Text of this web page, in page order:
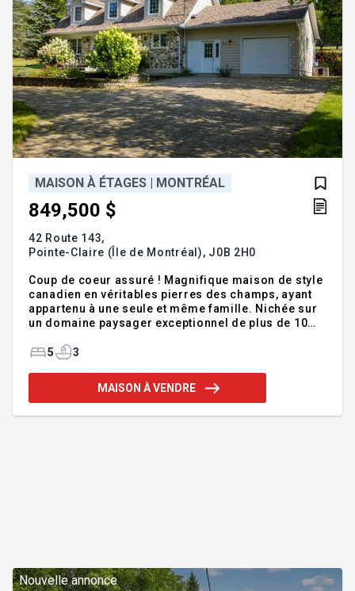
MAISON À ÉTAGES | MONTRÉAL
849,500 $
42 Route 143,
Pointe-Claire (Île de Montréal), J0B 2H0
Coup de coeur assuré ! Magnifique maison de style
canadien en véritables pierres des champs, ayant
appartenu à une seule et même famille. Nichée sur
un domaine paysager exceptionnel de plus de 10
offre 5 chambres, 3 salles de bains complètes, un
magnifiquement aménagé et paysager, entouré de
boisé, comprenant entre autres une plantation de
5 3
MAISON À VENDRE
Nouvelle annonce